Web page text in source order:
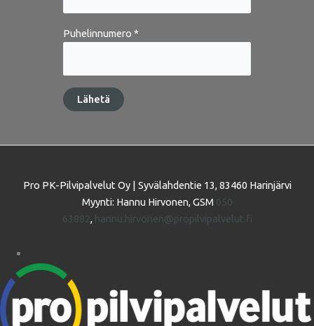
Puhelinnumero *
Pro PK-Pilvipalvelut Oy | Syvälahdentie 13, 83460 Harinjärvi
Myynti: Hannu Hirvonen, GSM 050
63882, hannu.hirvonen@propilvipalvelut.fi